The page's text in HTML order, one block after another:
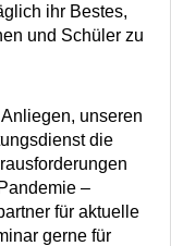
ihr Bestes,
und Schüler zu
unseren
die
–
für aktuelle
gerne für